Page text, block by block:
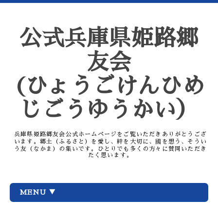
公式兵庫県姫路郷
友会
(ひょうごけんひめ
じごうゆうかい）
兵庫県姫路郷友会公式ホームページをご覧いただきありがとうござ
います。郷土（ふるさと）を愛し、絆を大切に、國を想う、そうい
う友（なかま）の集いです。ひとりでも多くの方々に賛同いただき
たく思います。
MENU ▼